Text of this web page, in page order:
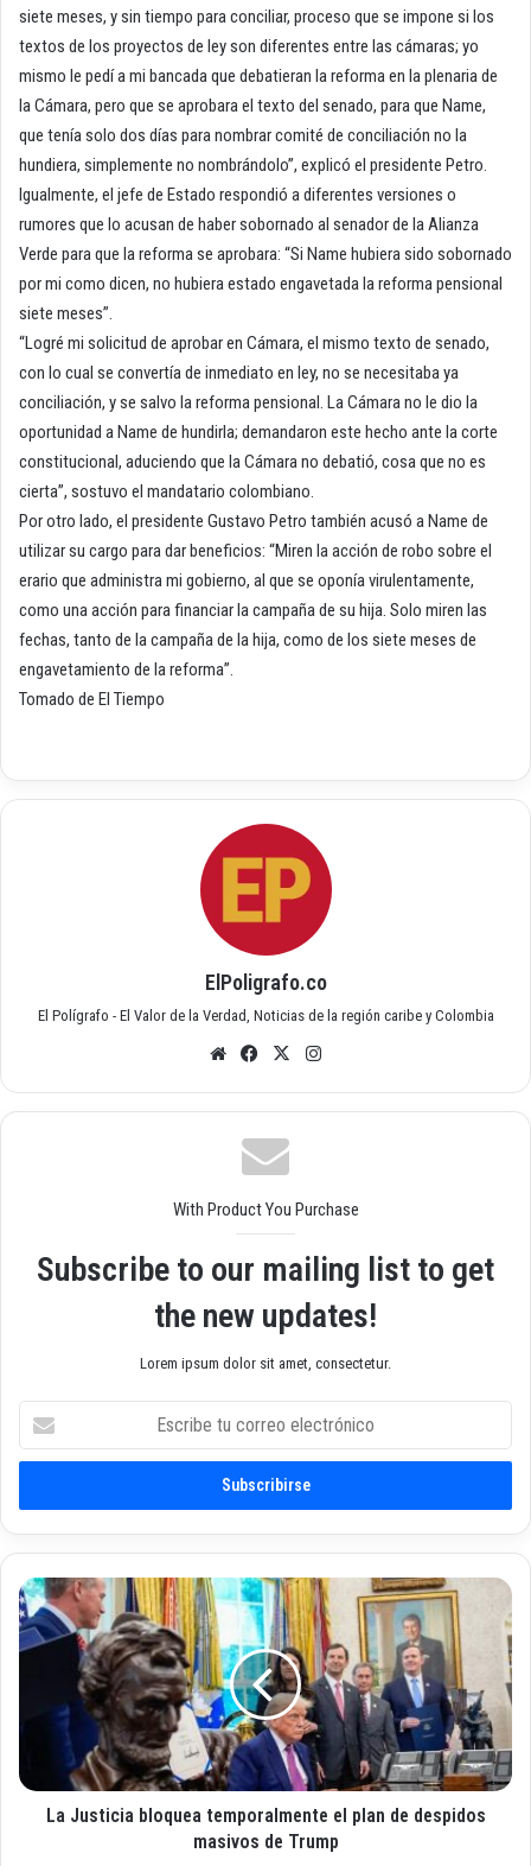
siete meses, y sin tiempo para conciliar, proceso que se impone si los
textos de los proyectos de ley son diferentes entre las cámaras; yo
mismo le pedí a mi bancada que debatieran la reforma en la plenaria de
la Cámara, pero que se aprobara el texto del senado, para que Name,
que tenía solo dos días para nombrar comité de conciliación no la
hundiera, simplemente no nombrándolo”, explicó el presidente Petro.
Igualmente, el jefe de Estado respondió a diferentes versiones o
rumores que lo acusan de haber sobornado al senador de la Alianza
Verde para que la reforma se aprobara: “Si Name hubiera sido sobornado
por mi como dicen, no hubiera estado engavetada la reforma pensional
siete meses”.
“Logré mi solicitud de aprobar en Cámara, el mismo texto de senado,
con lo cual se convertía de inmediato en ley, no se necesitaba ya
conciliación, y se salvo la reforma pensional. La Cámara no le dio la
oportunidad a Name de hundirla; demandaron este hecho ante la corte
constitucional, aduciendo que la Cámara no debatió, cosa que no es
cierta”, sostuvo el mandatario colombiano.
Por otro lado, el presidente Gustavo Petro también acusó a Name de
utilizar su cargo para dar beneficios: “Miren la acción de robo sobre el
erario que administra mi gobierno, al que se oponía virulentamente,
como una acción para financiar la campaña de su hija. Solo miren las
fechas, tanto de la campaña de la hija, como de los siete meses de
engavetamiento de la reforma”.
Tomado de El Tiempo
ElPoligrafo.co
El Polígrafo - El Valor de la Verdad, Noticias de la región caribe y Colombia
Siti
we
b
Fac
ok
X
am
With Product You Purchase
Subscribe to our mailing list to get
the new updates!
Lorem ipsum dolor sit amet, consectetur.
c
i
b
t
u
c
e
e
L
a
J
i
La Justicia bloquea temporalmente el plan de despidos
masivos de Trump